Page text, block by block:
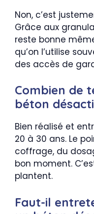
Non, c’est
Grâce aux
reste bonne
qu’on l’utilise
des accès de
Combien de
béton
Bien réalisé et
20 à 30 ans. Le
coffrage, du
bon moment.
plantent.
Faut-il